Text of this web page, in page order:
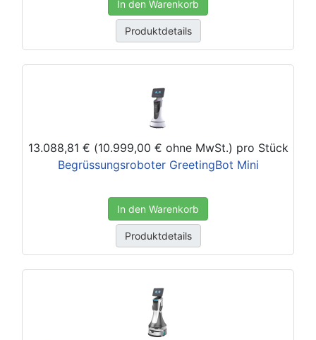
In den Warenkorb
Produktdetails
13.088,81 € (10.999,00 € ohne MwSt.) pro Stück
Begrüssungsroboter GreetingBot Mini
In den Warenkorb
Produktdetails